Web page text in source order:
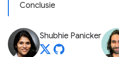
Conclusie
Shubhie Panicker